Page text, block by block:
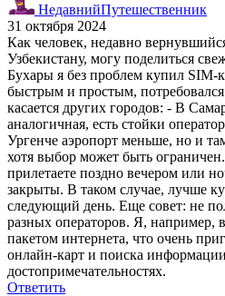
НедавнийПутешественник
31 октября 2024
Как человек, недавно
Узбекистану, могу поделиться
Бухары я без проблем купил SIM-
быстрым и простым, потребовался
касается других городов: - В
аналогичная, есть стойки
Ургенче аэропорт меньше, но и
хотя выбор может быть
прилетаете поздно вечером или
закрыты. В таком случае, лучше
следующий день. Еще совет: не
разных операторов. Я, например,
пакетом интернета, что очень
онлайн-карт и поиска
достопримечательностях.
Ответить